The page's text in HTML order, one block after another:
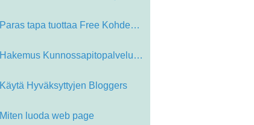
Paras tapa tuottaa Free Kohdennettu…
Hakemus Kunnossapitopalvelut avulla…
Käytä Hyväksyttyjen Bloggers
Miten luoda web page